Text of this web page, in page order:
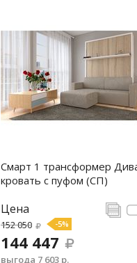
Смарт 1 трансформер
кровать с пуфом (СП)
Цена
152 050 -5%
144 447
выгода 7 603 р.